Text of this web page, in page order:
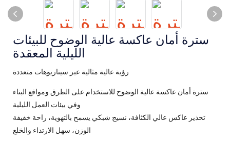
سترة أمان عاكسة عالية الوضوح للبيئات
الليلية المعقدة
رؤية عالية مثالية عبر سيناريوهات متعددة
سترة أمان عاكسة عالية الوضوح للاستخدام على الطرق ومواقع البناء
وفي بيئات العمل الليلية
تحذير عاكس عالي الكثافة، نسيج شبكي يسمح بالتهوية، راحة خفيفة
الوزن، سهل الارتداء والخلع